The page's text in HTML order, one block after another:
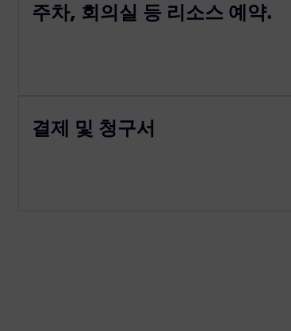
주차, 회의실 등 리소스 예약.
결제 및 청구서